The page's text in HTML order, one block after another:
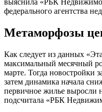
федерального агентства
Метаморфозы
Как следует из данных
максимальный месячный
марте. Тогда новостройки
затем динамика начала
первичное жилье выросли
подсчитала «РБК